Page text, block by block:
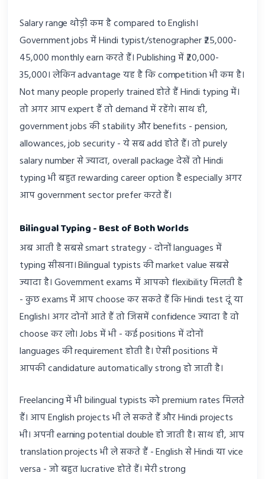
Salary range थोड़ी कम है compared to English।
Government jobs में Hindi typist/stenographer ₹25,000-
45,000 monthly earn करते हैं। Publishing में ₹20,000-
35,000। लेकिन advantage यह है कि competition भी कम है।
Not many people properly trained होते हैं Hindi typing में।
तो अगर आप expert हैं तो demand में रहेंगे। साथ ही,
government jobs की stability और benefits - pension,
allowances, job security - ये सब add होते हैं। तो purely
salary number से ज्यादा, overall package देखें तो Hindi
typing भी बहुत rewarding career option है especially अगर
आप government sector prefer करते हैं।
Bilingual Typing - Best of Both Worlds
अब आती है सबसे smart strategy - दोनों languages में
typing सीखना। Bilingual typists की market value सबसे
ज्यादा है। Government exams में आपको flexibility मिलती है
- कुछ exams में आप choose कर सकते हैं कि Hindi test दूं या
English। अगर दोनों आते हैं तो जिसमें confidence ज्यादा है वो
choose कर लो। Jobs में भी - कई positions में दोनों
languages की requirement होती है। ऐसी positions में
आपकी candidature automatically strong हो जाती है।
Freelancing में भी bilingual typists को premium rates मिलते
हैं। आप English projects भी ले सकते हैं और Hindi projects
भी। अपनी earning potential double हो जाती है। साथ ही, आप
translation projects भी ले सकते हैं - English से Hindi या vice
versa - जो बहुत lucrative होते हैं। मेरी strong